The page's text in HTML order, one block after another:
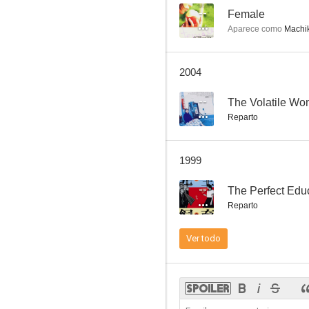
-- Female
Aparece como
2004
-- The Volatile
Reparto
1999
-- The Perfect
Reparto
Ver todo